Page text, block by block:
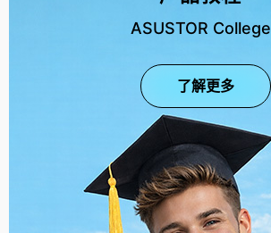
ASUSTOR College
了解更多